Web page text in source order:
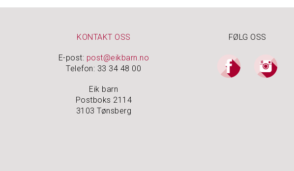
KONTAKT OSS
E-post: post@eikbarn.no
Telefon: 33 34 48 00
Eik barn
Postboks 2114
3103 Tønsberg
FØLG OSS